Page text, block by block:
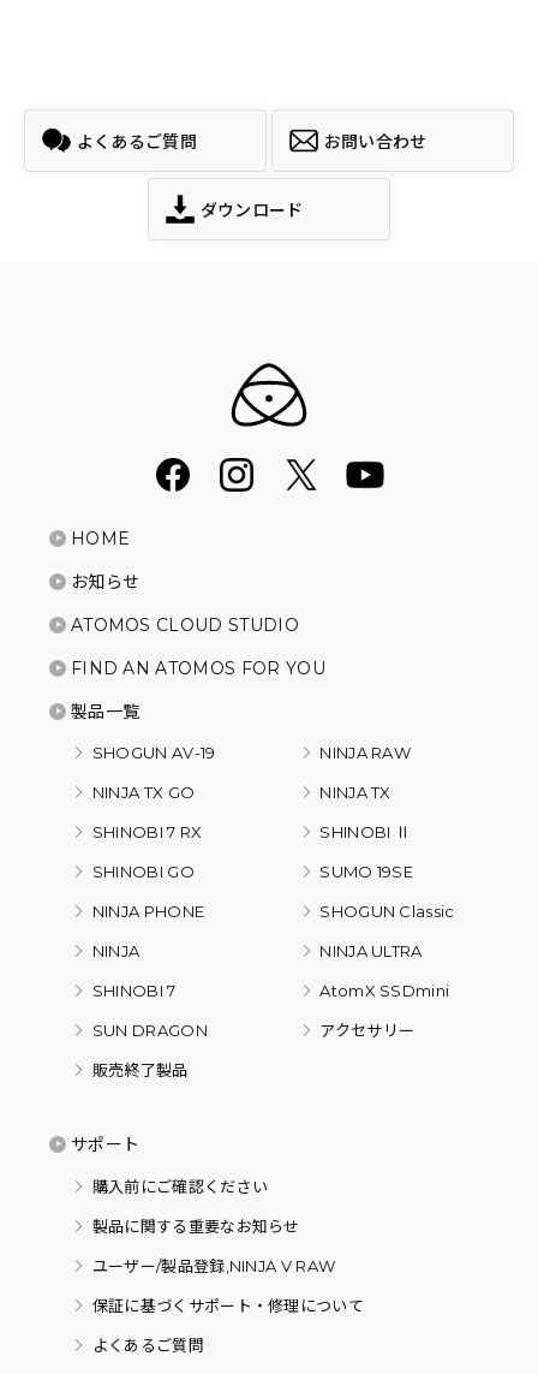
よくあるご質問 お問い合わせ
ダウンロード
HOME
お知らせ
ATOMOS CLOUD STUDIO
FIND AN ATOMOS FOR YOU
製品一覧
SHOGUN AV-19 NINJA RAW
NINJA TX GO NINJA TX
SHINOBI 7 RX SHINOBI Ⅱ
SHINOBI GO SUMO 19SE
NINJA PHONE SHOGUN Classic
NINJA NINJA ULTRA
SHINOBI 7 AtomX SSDmini
SUN DRAGON アクセサリー
販売終了製品
サポート
購入前にご確認ください
製品に関する重要なお知らせ
ユーザー/製品登録,NINJA V RAW
保証に基づくサポート・修理について
よくあるご質問